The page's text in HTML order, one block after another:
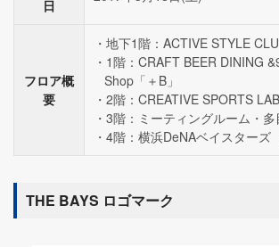
日
フロア概
要
地下1階：ACTIVE STYLE
1階：CRAFT BEER DINING
Shop「＋B」
2階：CREATIVE SPORTS LAB
3階：ミーティングルーム・
4階：横浜DeNAベイスター
THE BAYS ロゴマーク